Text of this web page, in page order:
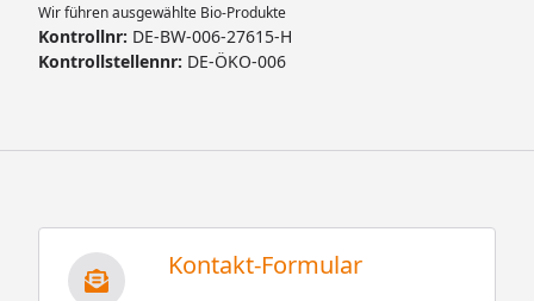
Wir führen ausgewählte Bio-Produkte
Kontrollnr: DE-BW-006-27615-H
Kontrollstellennr: DE-ÖKO-006
Kontakt-Formular